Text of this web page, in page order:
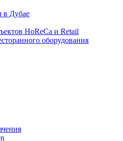
в Дубае
HoReCa и Retail
оборудования